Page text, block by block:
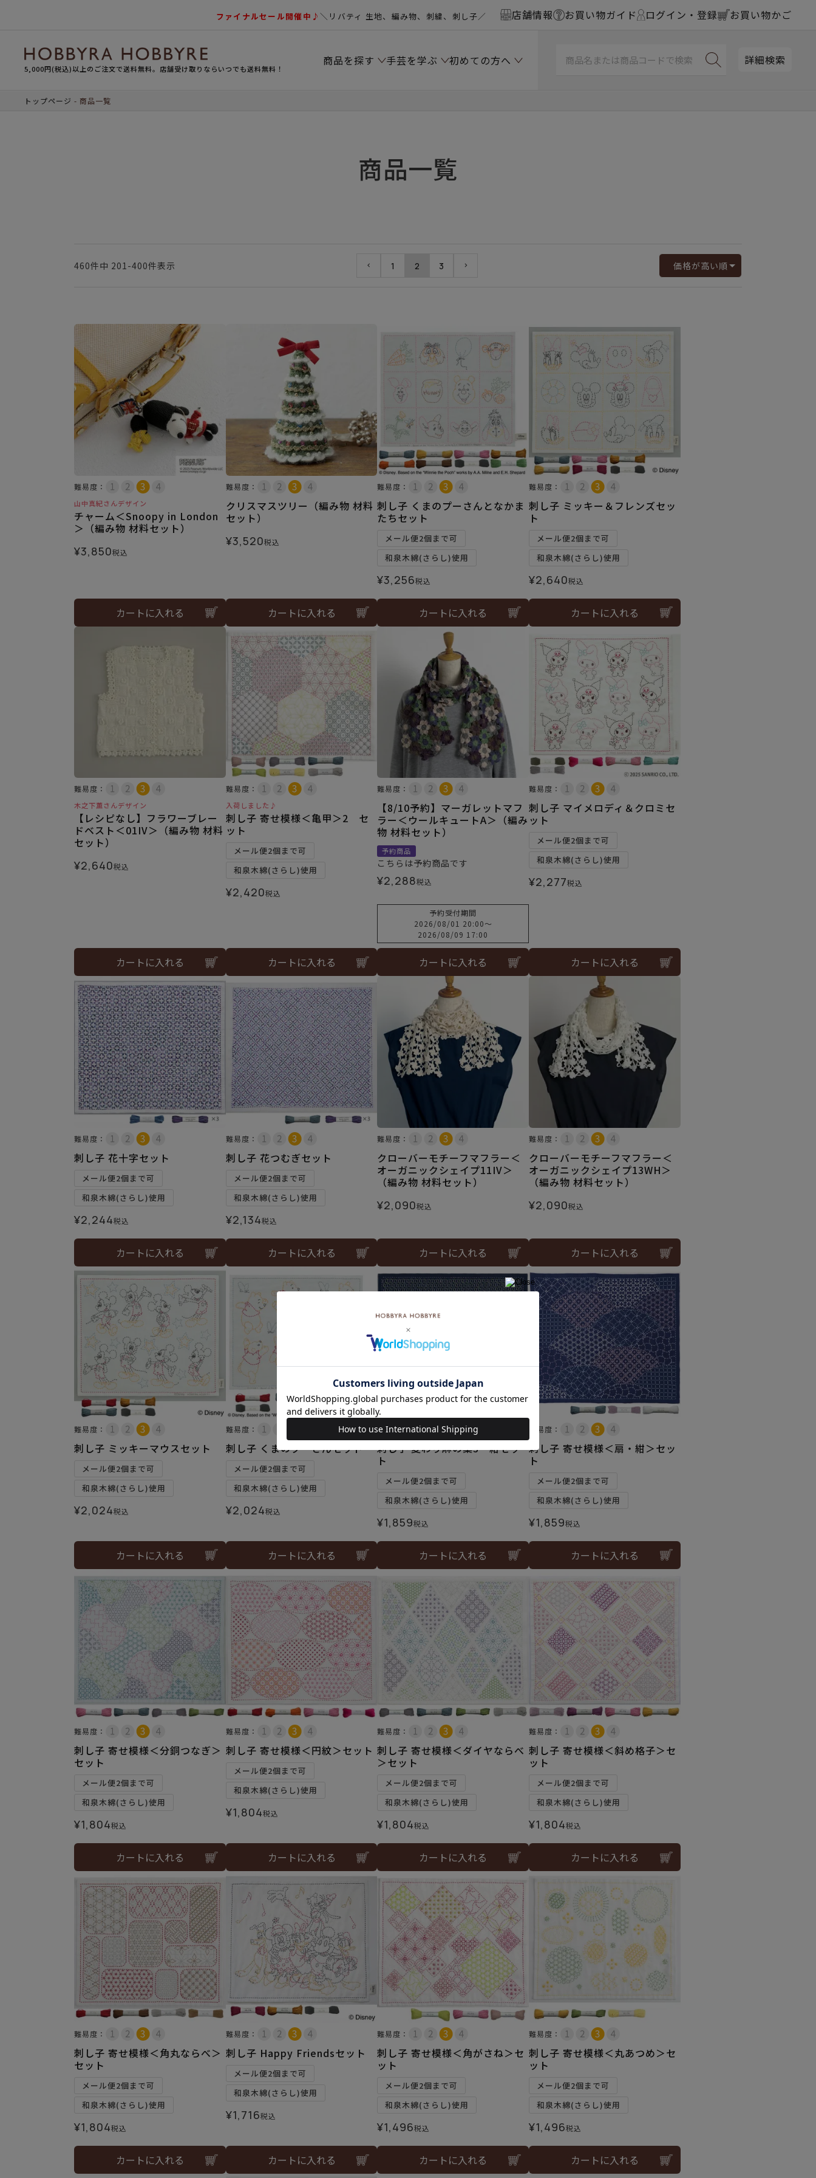
ファイナルセール開催中♪＼リバティ 生地、編み物、刺繍、刺し子／ 店舗情報 お買い物ガイド ログイン・登録 お買い物かご
5,000円(税込)以上のご注文で送料無料。店舗受け取りならいつでも送料無料！
商品を探す 手芸を学ぶ 初めての方へ 詳細検索
トップページ 商品一覧
商品一覧
価格が高い順
460件中 201 -400件表示 1 2 3
難易度：
山中真紀さんデザイン
チャーム＜Snoopy in London
＞（編み物 材料セット）
¥3,850税込
カートに入れる
難易度：
クリスマスツリー（編み物 材料
セット）
¥3,520税込
カートに入れる
難易度：
刺し子 くまのプーさんとなかま
たちセット
メール便2個まで可
和泉木綿(さらし)使用
¥3,256税込
カートに入れる
難易度：
刺し子 ミッキー＆フレンズセッ
ト
メール便2個まで可
和泉木綿(さらし)使用
¥2,640税込
カートに入れる
難易度：
木之下薫さんデザイン
【レシピなし】フラワーブレー
ドベスト＜01IV＞（編み物 材料
セット）
¥2,640税込
カートに入れる
難易度：
入荷しました♪
刺し子 寄せ模様＜亀甲＞2 セ
ット
メール便2個まで可
和泉木綿(さらし)使用
¥2,420税込
カートに入れる
難易度：
【8/10予約】マーガレットマフ
ラー＜ウールキュートA＞（編み
物 材料セット）
予約商品
こちらは予約商品です
¥2,288税込
予約受付期間
2026/08/01 20:00〜
2026/08/09 17:00
カートに入れる
難易度：
刺し子 マイメロディ＆クロミセ
ット
メール便2個まで可
和泉木綿(さらし)使用
¥2,277税込
カートに入れる
難易度：
刺し子 花十字セット
メール便2個まで可
和泉木綿(さらし)使用
¥2,244税込
カートに入れる
難易度：
刺し子 花つむぎセット
メール便2個まで可
和泉木綿(さらし)使用
¥2,134税込
カートに入れる
難易度：
クローバーモチーフマフラー＜
オーガニックシェイプ11IV＞
（編み物 材料セット）
¥2,090税込
カートに入れる
難易度：
クローバーモチーフマフラー＜
オーガニックシェイプ13WH＞
（編み物 材料セット）
¥2,090税込
カートに入れる
難易度：
刺し子 ミッキーマウスセット
メール便2個まで可
和泉木綿(さらし)使用
¥2,024税込
カートに入れる
難易度：
刺し子 くまのプーさんセット
メール便2個まで可
和泉木綿(さらし)使用
¥2,024税込
カートに入れる
難易度：
刺し子 変わり麻の葉3・紺セッ
ト
メール便2個まで可
和泉木綿(さらし)使用
¥1,859税込
カートに入れる
難易度：
刺し子 寄せ模様＜扇・紺＞セッ
ト
メール便2個まで可
和泉木綿(さらし)使用
¥1,859税込
カートに入れる
難易度：
刺し子 寄せ模様＜分銅つなぎ＞
セット
メール便2個まで可
和泉木綿(さらし)使用
¥1,804税込
カートに入れる
難易度：
刺し子 寄せ模様＜円紋＞セット
メール便2個まで可
和泉木綿(さらし)使用
¥1,804税込
カートに入れる
難易度：
刺し子 寄せ模様＜ダイヤならべ
＞セット
メール便2個まで可
和泉木綿(さらし)使用
¥1,804税込
カートに入れる
難易度：
刺し子 寄せ模様＜斜め格子＞セ
ット
メール便2個まで可
和泉木綿(さらし)使用
¥1,804税込
カートに入れる
難易度：
刺し子 寄せ模様＜角丸ならべ＞
セット
メール便2個まで可
和泉木綿(さらし)使用
¥1,804税込
カートに入れる
難易度：
刺し子 Happy Friendsセット
メール便2個まで可
和泉木綿(さらし)使用
¥1,716税込
カートに入れる
難易度：
刺し子 寄せ模様＜角がさね＞セ
ット
メール便2個まで可
和泉木綿(さらし)使用
¥1,496税込
カートに入れる
難易度：
刺し子 寄せ模様＜丸あつめ＞セ
ット
メール便2個まで可
和泉木綿(さらし)使用
¥1,496税込
カートに入れる